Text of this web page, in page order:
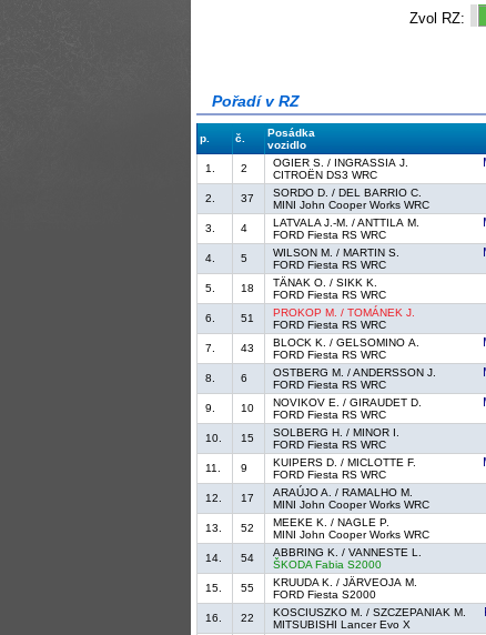
Zvol RZ:
Pořadí v RZ
p. č.
Posádka
vozidlo
1.
2
OGIER S. / INGRASSIA J.
CITROËN DS3 WRC
2.
37
SORDO D. / DEL BARRIO C.
MINI John Cooper Works WRC
3.
4
LATVALA J.-M. / ANTTILA M.
FORD Fiesta RS WRC
4.
5
WILSON M. / MARTIN S.
FORD Fiesta RS WRC
5.
18
TÄNAK O. / SIKK K.
FORD Fiesta RS WRC
6.
51
PROKOP M. / TOMÁNEK J.
FORD Fiesta RS WRC
7.
43
BLOCK K. / GELSOMINO A.
FORD Fiesta RS WRC
8.
6
OSTBERG M. / ANDERSSON J.
FORD Fiesta RS WRC
9.
10
NOVIKOV E. / GIRAUDET D.
FORD Fiesta RS WRC
10.
15
SOLBERG H. / MINOR I.
FORD Fiesta RS WRC
11.
9
KUIPERS D. / MICLOTTE F.
FORD Fiesta RS WRC
12.
17
ARAÚJO A. / RAMALHO M.
MINI John Cooper Works WRC
13.
52
MEEKE K. / NAGLE P.
MINI John Cooper Works WRC
14.
54
ABBRING K. / VANNESTE L.
ŠKODA Fabia S2000
15.
55
KRUUDA K. / JÄRVEOJA M.
FORD Fiesta S2000
16.
22
KOSCIUSZKO M. / SZCZEPANIAK M.
MITSUBISHI Lancer Evo X